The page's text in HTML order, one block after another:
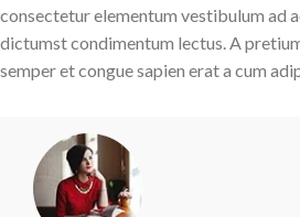
consectetur elementum vestibulum ad
dictumst condimentum lectus. A
semper et congue sapien erat a cum